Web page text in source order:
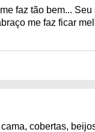
faz tão bem...
me faz ficar
cobertas,